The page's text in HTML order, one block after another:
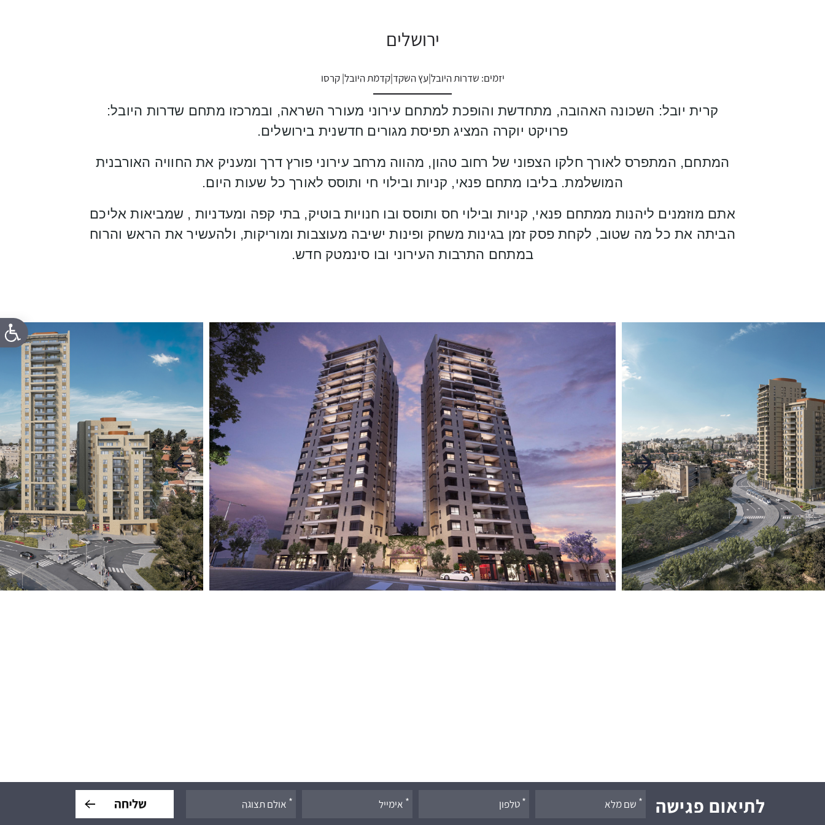
ירושלים
יזמים: שדרות היובל|עץ השקד|קדמת היובל| קרסו
קרית יובל: השכונה האהובה, מתחדשת והופכת למתחם עירוני מעורר השראה, ובמרכזו מתחם שדרות היובל:
פרויקט יוקרה המציג תפיסת מגורים חדשנית בירושלים.
המתחם, המתפרס לאורך חלקו הצפוני של רחוב טהון, מהווה מרחב עירוני פורץ דרך ומעניק את החוויה האורבנית
המושלמת. בליבו מתחם פנאי, קניות ובילוי חי ותוסס לאורך כל שעות היום.
אתם מוזמנים ליהנות ממתחם פנאי, קניות ובילוי חס ותוסס ובו חנויות בוטיק, בתי קפה ומעדניות , שמביאות אליכם
הביתה את כל מה שטוב, לקחת פסק זמן בגינות משחק ופינות ישיבה מעוצבות ומוריקות, ולהעשיר את הראש והרוח
במתחם התרבות העירוני ובו סינמטק חדש.
עבור
לתמונה
הקודמת
עבור
לתמונה
הבאה
לתיאום פגישה
אנא